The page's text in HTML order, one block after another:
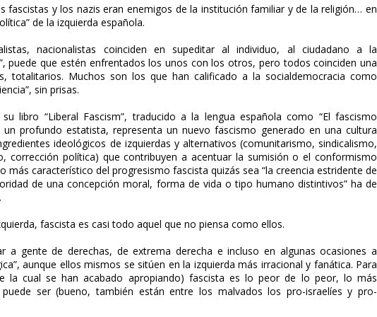
fascistas y los nazis eran enemigos de la institución familiar y de la religión… en
de la izquierda española.
nacionalistas coinciden en supeditar al individuo, al ciudadano a la
puede que estén enfrentados los unos con los otros, pero todos coinciden una
totalitarios. Muchos son los que han calificado a la socialdemocracia como
sin prisas.
libro “Liberal Fascism”, traducido a la lengua española como “El fascismo
profundo estatista, representa un nuevo fascismo generado en una cultura
ideológicos de izquierdas y alternativos (comunitarismo, sindicalismo,
corrección política) que contribuyen a acentuar la sumisión o el conformismo
característico del progresismo fascista quizás sea “la creencia estridente de
de una concepción moral, forma de vida o tipo humano distintivos” ha de
fascista es casi todo aquel que no piensa como ellos.
a gente de derechas, de extrema derecha e incluso en algunas ocasiones a
aunque ellos mismos se sitúen en la izquierda más irracional y fanática. Para
la cual se han acabado apropiando) fascista es lo peor de lo peor, lo más
ser (bueno, también están entre los malvados los pro-israelíes y pro-